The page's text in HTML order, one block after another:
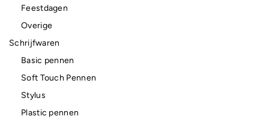
Feestdagen
Overige
Schrijfwaren
Basic pennen
Soft Touch Pennen
Stylus
Plastic pennen